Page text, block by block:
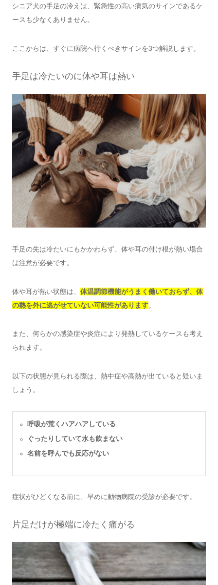
シニア犬の手足の冷えは、緊急性の高い病気のサインであるケ
ースも少なくありません。
ここからは、すぐに病院へ行くべきサインを3つ解説します。
手足は冷たいのに体や耳は熱い
手足の先は冷たいにもかかわらず、体や耳の付け根が熱い場合
は注意が必要です。
体や耳が熱い状態は、 体温調節機能がうまく働いておらず、体
の熱を外に逃がせていない可能性があります。
また、何らかの感染症や炎症により発熱しているケースも考え
られます。
以下の状態が見られる際は、熱中症や高熱が出ていると疑いま
しょう。
呼吸が荒くハアハアしている
ぐったりしていて水も飲まない
名前を呼んでも反応がない
症状がひどくなる前に、早めに動物病院の受診が必要です。
片足だけが極端に冷たく痛がる